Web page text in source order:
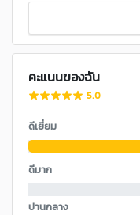
คะแนนของฉัน
5.0
ดีเยี่ยม
ดีมาก
ปานกลาง